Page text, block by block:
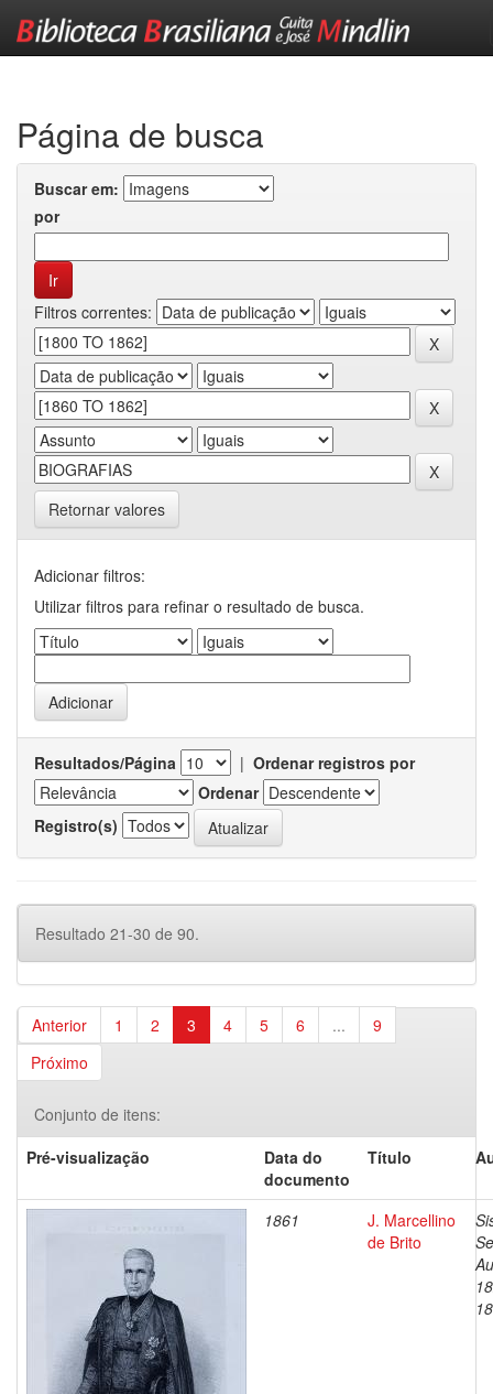
Página de busca
Buscar em:
por
Filtros correntes:
Retornar valores
Adicionar filtros:
Utilizar filtros para refinar o resultado de busca.
Resultados/Página | Ordenar registros por
Ordenar
Registro(s)
Resultado 21-30 de 90.
Anterior 1 2 3 4 5 6 ...
9
Próximo
Conjunto de itens:
Pré-visualização
Data do
documento
Título
1861
J. Marcellino
de Brito